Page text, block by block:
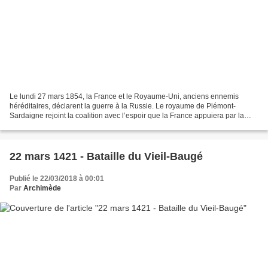
Le lundi 27 mars 1854, la France et le Royaume-Uni, anciens ennemis
héréditaires, déclarent la guerre à la Russie. Le royaume de Piémont-
Sardaigne rejoint la coalition avec l’espoir que la France appuiera par la
22 mars 1421 - Bataille du Vieil-Baugé
Publié le 22/03/2018 à 00:01
Par Archimède